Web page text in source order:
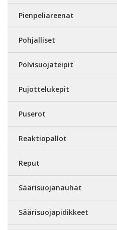
Pienpeliareenat
Pohjalliset
Polvisuojateipit
Pujottelukepit
Puserot
Reaktiopallot
Reput
Säärisuojanauhat
Säärisuojapidikkeet